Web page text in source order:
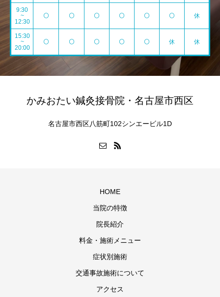
9:30
~
12:30
⚪️ ⚪️ ⚪️ ⚪️ ⚪️ ⚪️ 休
15:30
~
20:00
⚪️ ⚪️ ⚪️ ⚪️ ⚪️ 休 休
かみおたい鍼灸接骨院・名古屋市西区
名古屋市西区八筋町102シンエービル1D
HOME
当院の特徴
院長紹介
料金・施術メニュー
症状別施術
交通事故施術について
アクセス